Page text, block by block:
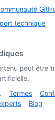
technique
peut être
Termes
Blog